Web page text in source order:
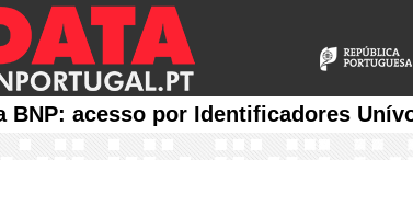
BNP: acesso por Identificadores